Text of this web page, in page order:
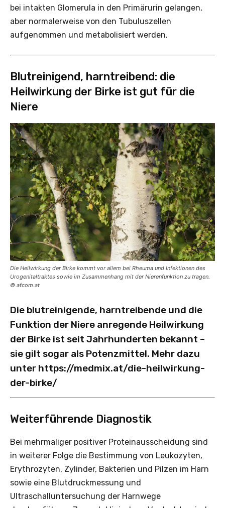
bei intakten Glomerula in den Primär­urin gelangen,
aber normalerweise von den Tubuluszellen
aufgenommen und metabolisiert werden.
Blutreinigend, harntreibend: die
Heilwirkung der Birke ist gut für die
Niere
Die Heilwirkung der Birke kommt vor allem bei Rheuma und Infektionen des
Urogenitaltraktes sowie im Zusammenhang mit der Nierenfunktion zu tragen.
© afcom.at
Die blutreinigende, harntreibende und die
Funktion der Niere anregende Heilwirkung
der Birke ist seit Jahrhunderten bekannt –
sie gilt sogar als Potenzmittel. Mehr dazu
unter https://medmix.at/die-heilwirkung-
der-birke/
Weiterführende Diagnostik
Bei mehrmaliger positiver Proteinausscheidung sind
in weiterer Folge die Bestimmung von Leukozyten,
Erythrozyten, Zylinder, Bakterien und Pilzen im Harn
sowie eine Blutdruckmessung und
Ultraschalluntersuchung der Harnwege